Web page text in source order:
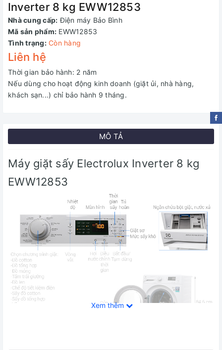
Inverter 8 kg EWW12853
Nhà cung cấp: Điện máy Bảo Bình
Mã sản phẩm: EWW12853
Tình trạng: Còn hàng
Liên hệ
Thời gian bảo hành: 2 năm
Nếu dùng cho hoạt động kinh doanh (giặt ủi, nhà hàng,
khách sạn...) chỉ bảo hành 9 tháng.
MÔ TẢ
Máy giặt sấy Electrolux Inverter 8 kg
EWW12853
Xem thêm